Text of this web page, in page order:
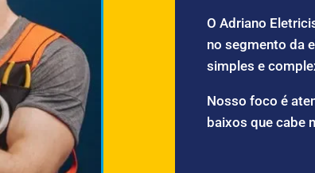
O Adriano
no segmento da
simples e
Nosso foco é
baixos que cabe